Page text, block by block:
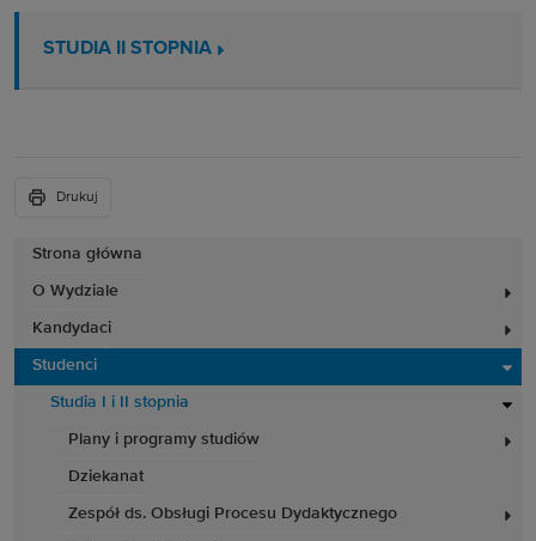
Strona główna
O Wydziale
Kandydaci
Studenci
Studia I i II stopnia
Plany i programy studiów
Dziekanat
Zespół ds. Obsługi Procesu Dydaktycznego
STUDIA II STOPNIA
Drukuj